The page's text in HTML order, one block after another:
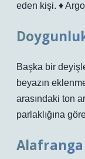
eden kişi. ♦
Başka bir
beyazın
arasındaki ton
parlaklığına
Alafranga